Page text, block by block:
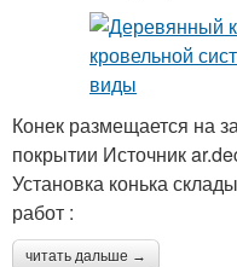
Конек размещается на
покрытии Источник
Установка конька
работ :
читать дальше →